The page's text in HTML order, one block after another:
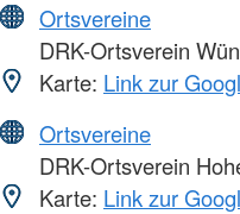
Ortsvereine
DRK-Ortsverein
Karte: Link zur
Ortsvereine
DRK-Ortsverein
Karte: Link zur